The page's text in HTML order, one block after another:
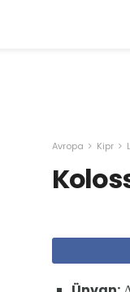
Avropa Kipr